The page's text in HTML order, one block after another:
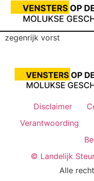
zegenrijk vorst
Disclaimer
Verantwoording
© Landelijk
Alle